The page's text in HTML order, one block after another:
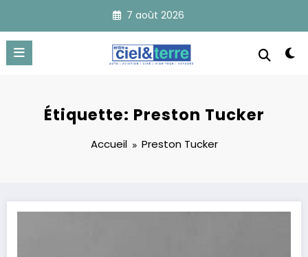
contenu
7 août 2026
Étiquette: Preston Tucker
Accueil Preston Tucker